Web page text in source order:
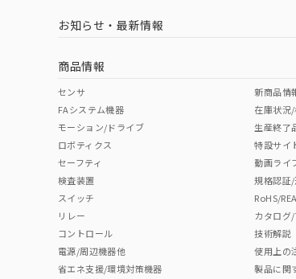
お知らせ・最新情報
商品情報
センサ
FAシステム機器
モーション/ドライブ
ロボティクス
セーフティ
検査装置
スイッチ
リレー
コントロール
電源/周辺機器他
省エネ支援/環境対策機器
新商品情
在庫状況
生産終了
特設サイ
動画ライ
規格認証
RoHS/
カタログ
技術解説
使用上の
製品に関